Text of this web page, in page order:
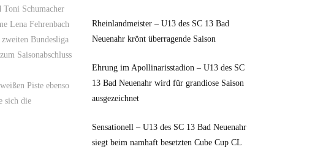
Schumacher
Lena Fehrenbach
Bundesliga
Saisonabschluss
Piste ebenso
sich die
Rheinlandmeister – U13 des SC 13 Bad
Neuenahr krönt überragende Saison
Ehrung im Apollinarisstadion – U13 des SC
13 Bad Neuenahr wird für grandiose Saison
ausgezeichnet
Sensationell – U13 des SC 13 Bad Neuenahr
siegt beim namhaft besetzten Cube Cup CL